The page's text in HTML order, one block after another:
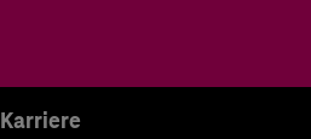
Karriere